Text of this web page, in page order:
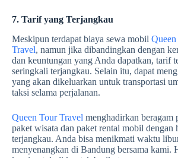
7. Tarif yang Terjangkau
Meskipun terdapat biaya sewa mobil
Travel, namun jika dibandingkan dengan
dan keuntungan yang Anda dapatkan, tarif
seringkali terjangkau. Selain itu, dapat
yang akan dikeluarkan untuk transportasi
taksi selama perjalanan.
Queen Tour Travel menghadirkan beragam
paket wisata dan paket rental mobil dengan
terjangkau. Anda bisa menikmati waktu
menyenangkan di Bandung bersama kami.